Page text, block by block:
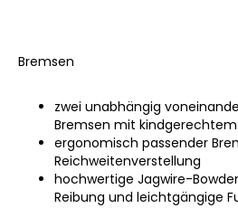
Bremsen
zwei unabhängig
Bremsen mit
ergonomisch passender
Reichweitenverstellung
hochwertige Jagwire-
Reibung und leichtgängige